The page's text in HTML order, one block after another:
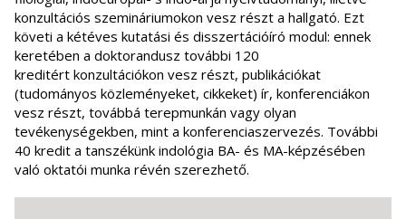
konzultációs szemináriumokon vesz részt a hallgató. Ezt
követi a kétéves kutatási és disszertációíró modul: ennek
keretében a doktorandusz további 120
kreditért konzultációkon vesz részt, publikációkat
(tudományos közleményeket, cikkeket) ír, konferenciákon
vesz részt, továbbá terepmunkán vagy olyan
tevékenységekben, mint a konferenciaszervezés. További
40 kredit a tanszékünk indológia BA- és MA-képzésében
való oktatói munka révén szerezhető.